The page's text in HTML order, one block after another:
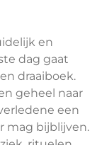
en
dag gaat
draaiboek.
geheel naar
een
mag bijblijven.